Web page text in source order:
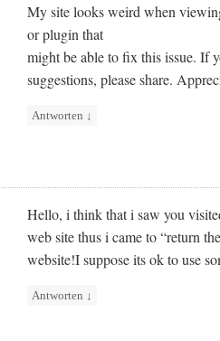
My site looks weird when
or plugin that
might be able to fix this issue. If
suggestions, please share.
Antworten ↓
Hello, i think that i saw you
web site thus i came to “return
website!I suppose its ok to use
Antworten ↓